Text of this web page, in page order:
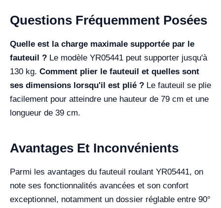
Questions Fréquemment Posées
Quelle est la charge maximale supportée par le
fauteuil ? Le modèle YR05441 peut supporter jusqu'à
130 kg. Comment plier le fauteuil et quelles sont
ses dimensions lorsqu'il est plié ? Le fauteuil se plie
facilement pour atteindre une hauteur de 79 cm et une
longueur de 39 cm.
Avantages Et Inconvénients
Parmi les avantages du fauteuil roulant YR05441, on
note ses fonctionnalités avancées et son confort
exceptionnel, notamment un dossier réglable entre 90°